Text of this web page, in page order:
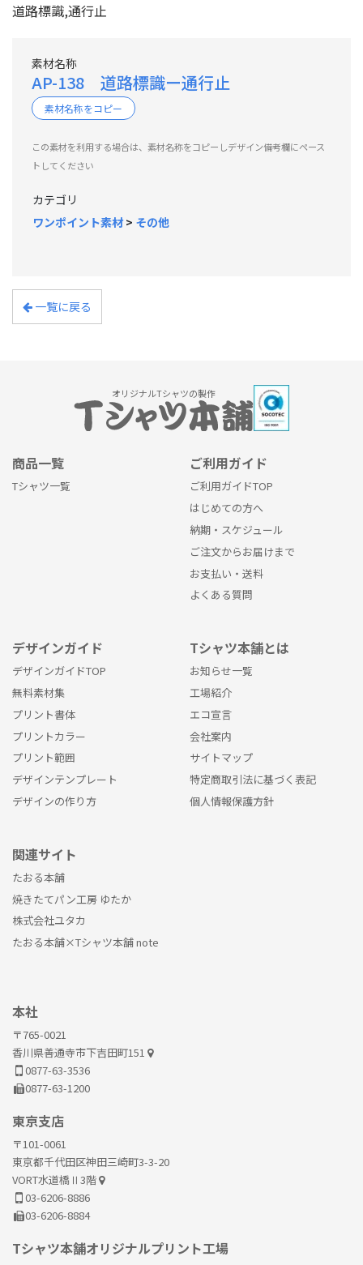
道路標識,通行止
素材名称
AP-138 道路標識ー通行止
素材名称をコピー
この素材を利用する場合は、素材名称をコピーしデザイン備考欄にペース
トしてください
カテゴリ
ワンポイント素材> その他
一覧に戻る
オリジナルTシャツの製作
商品一覧
Tシャツ一覧
ご利用ガイド
ご利用ガイドTOP
はじめての方へ
納期・スケジュール
ご注文からお届けまで
お支払い・送料
よくある質問
デザインガイド
デザインガイドTOP
無料素材集
プリント書体
プリントカラー
プリント範囲
デザインテンプレート
デザインの作り方
Tシャツ本舗とは
お知らせ一覧
工場紹介
エコ宣言
会社案内
サイトマップ
特定商取引法に基づく表記
個人情報保護方針
関連サイト
たおる本舗
焼きたてパン工房 ゆたか
株式会社ユタカ
たおる本舗×Tシャツ本舗 note
本社
〒765-0021
香川県善通寺市下吉田町151
0877-63-3536
0877-63-1200
東京支店
〒101-0061
東京都千代田区神田三崎町3-3-20
VORT水道橋Ⅱ3階
03-6206-8886
03-6206-8884
Tシャツ本舗オリジナルプリント工場